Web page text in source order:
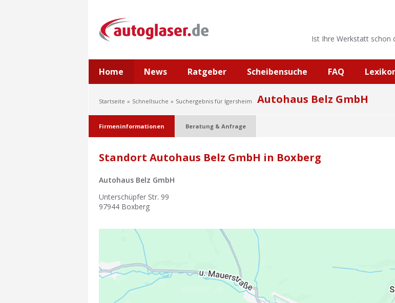
Ist Ihre Werkstatt schon
Home News Ratgeber Scheibensuche FAQ
Startseite Schnellsuche Suchergebnis für Igersheim Autohaus Belz GmbH
Firmeninformationen Beratung & Anfrage
Standort Autohaus Belz GmbH in Boxberg
Autohaus Belz GmbH
Unterschüpfer Str. 99
97944 Boxberg